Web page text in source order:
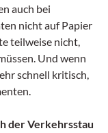
auch bei
nicht auf Papier
teilweise nicht,
Und wenn
schnell kritisch,
der Verkehrsstau